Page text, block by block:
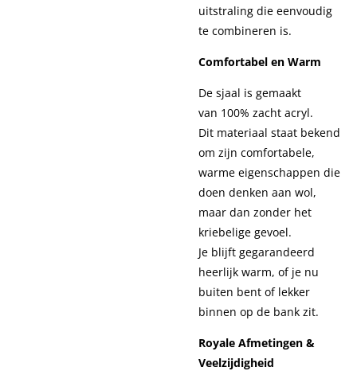
uitstraling die eenvoudig
te combineren is.
Comfortabel en Warm
De sjaal is gemaakt
van 100% zacht acryl.
Dit materiaal staat bekend
om zijn comfortabele,
warme eigenschappen die
doen denken aan wol,
maar dan zonder het
kriebelige gevoel.
Je blijft gegarandeerd
heerlijk warm, of je nu
buiten bent of lekker
binnen op de bank zit.
Royale Afmetingen &
Veelzijdigheid